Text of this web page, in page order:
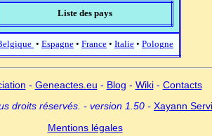
Liste des pays
• Espagne • France • Italie • Pologne
- Geneactes.eu - Blog - Wiki- Contacts
droits réservés. - version 1.50 - Xayann
Mentions légales